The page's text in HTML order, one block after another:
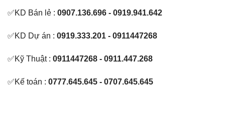
✅KD Bán lẻ : 0907.136.696 - 0919.941.642
✅KD Dự án : 0919.333.201 - 0911447268
✅Kỹ Thuật : 0911447268 - 0911.447.268
✅Kế toán : 0777.645.645 - 0707.645.645